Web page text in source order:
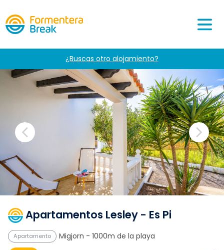
¿Buscas otro alojamiento?
Apartamentos Lesley - Es Pi
Apartamento Migjorn - 1000m de la playa